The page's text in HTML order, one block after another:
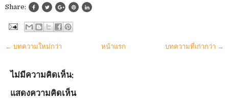
Share:
← บทความใหม่กว่า บทความที่เก่ากว่า →
หน้าแรก
ไม่มีความคิดเห็น:
แสดงความคิดเห็น